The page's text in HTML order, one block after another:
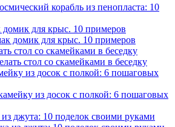
для крыс. 10 примеров
стол со скамейками в беседку
из досок с полкой: 6 пошаговых
джута: 10 поделок своими руками